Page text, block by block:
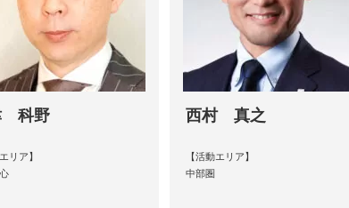
科野
リア】
西村 真之
【活動エリア】
中部圏